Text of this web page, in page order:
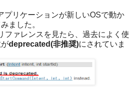
プリケーションが新しいOSで動か
ました。
ファレンスを見たら、過去によく使
deprecated(非推奨)にされていま